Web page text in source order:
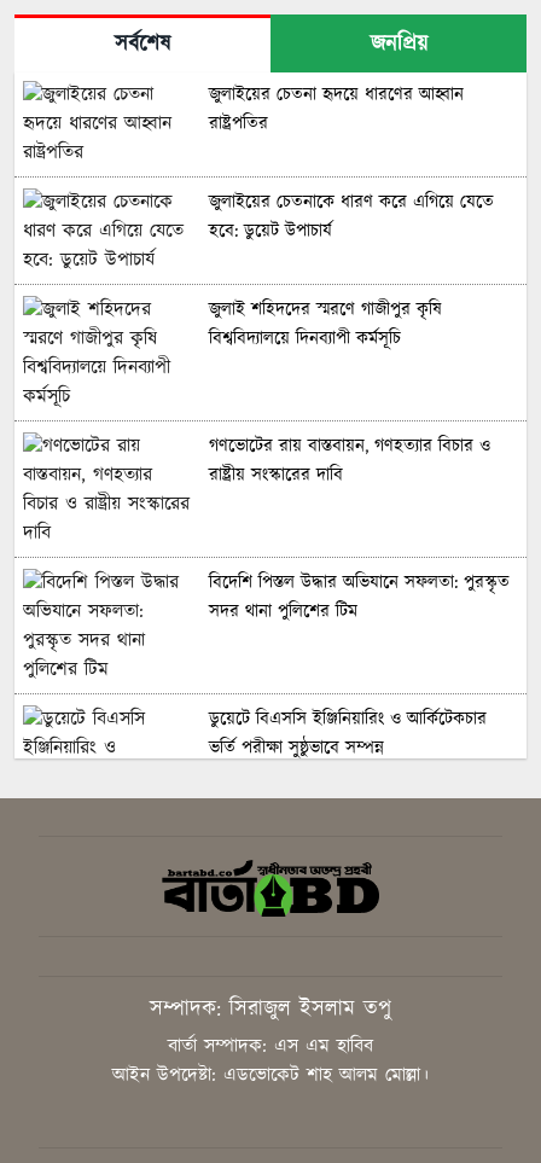
সর্বশেষ জনপ্রিয়
জুলাইয়ের চেতনা হৃদয়ে ধারণের আহ্বান
রাষ্ট্রপতির
জুলাইয়ের চেতনাকে ধারণ করে এগিয়ে যেতে
হবে: ডুয়েট উপাচার্য
জুলাই শহিদদের স্মরণে গাজীপুর কৃষি
বিশ্ববিদ্যালয়ে দিনব্যাপী কর্মসূচি
গণভোটের রায় বাস্তবায়ন, গণহত্যার বিচার ও
রাষ্ট্রীয় সংস্কারের দাবি
বিদেশি পিস্তল উদ্ধার অভিযানে সফলতা: পুরস্কৃত
সদর থানা পুলিশের টিম
ডুয়েটে বিএসসি ইঞ্জিনিয়ারিং ও আর্কিটেকচার
ভর্তি পরীক্ষা সুষ্ঠুভাবে সম্পন্ন
সবুজ ও শান্ত ক্যাম্পাস গড়তে গাকৃবিতে ইয়াস
বাংলাদেশের সচেতনতামূলক কর্মসূচি
গাজীপুরে সাংবাদিকদের দক্ষতা উন্নয়নে কর্মশালা
অনুষ্ঠিত
সম্পাদক: সিরাজুল ইসলাম তপু
বার্তা সম্পাদক: এস এম হাবিব
আইন উপদেষ্টা: এডভোকেট শাহ আলম মোল্লা।